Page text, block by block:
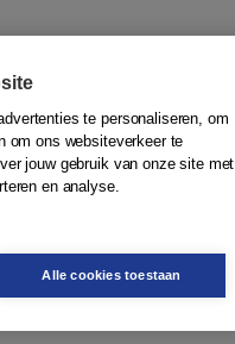
In winkelwagen
te personaliseren, om
om ons websiteverkeer te
jouw gebruik van onze site met
en analyse.
Alle cookies toestaan